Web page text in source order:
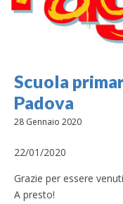
Scuola
Padova
28 Gennaio 2020
22/01/2020
Grazie per essere
A presto!